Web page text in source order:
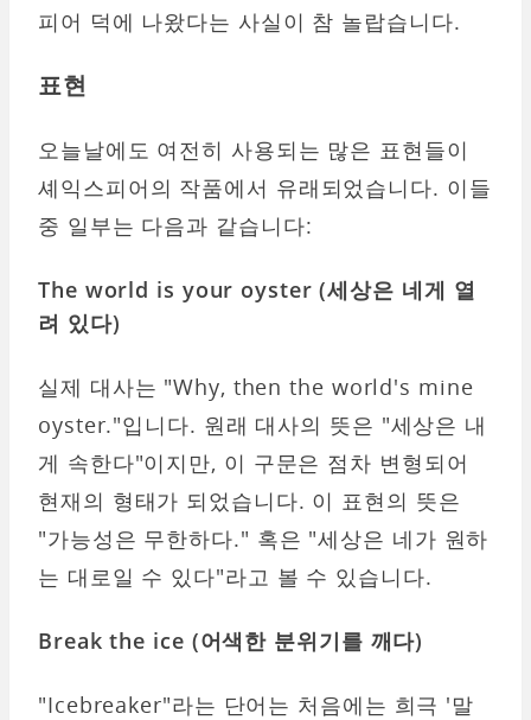
피어 덕에 나왔다는 사실이 참 놀랍습니다.
표현
오늘날에도 여전히 사용되는 많은 표현들이
셰익스피어의 작품에서 유래되었습니다. 이들
중 일부는 다음과 같습니다:
The world is your oyster (세상은 네게 열
려 있다)
실제 대사는 "Why, then the world's mine
oyster."입니다. 원래 대사의 뜻은 "세상은 내
게 속한다"이지만, 이 구문은 점차 변형되어
현재의 형태가 되었습니다. 이 표현의 뜻은
"가능성은 무한하다." 혹은 "세상은 네가 원하
는 대로일 수 있다"라고 볼 수 있습니다.
Break the ice (어색한 분위기를 깨다)
"Icebreaker"라는 단어는 처음에는 희극 '말